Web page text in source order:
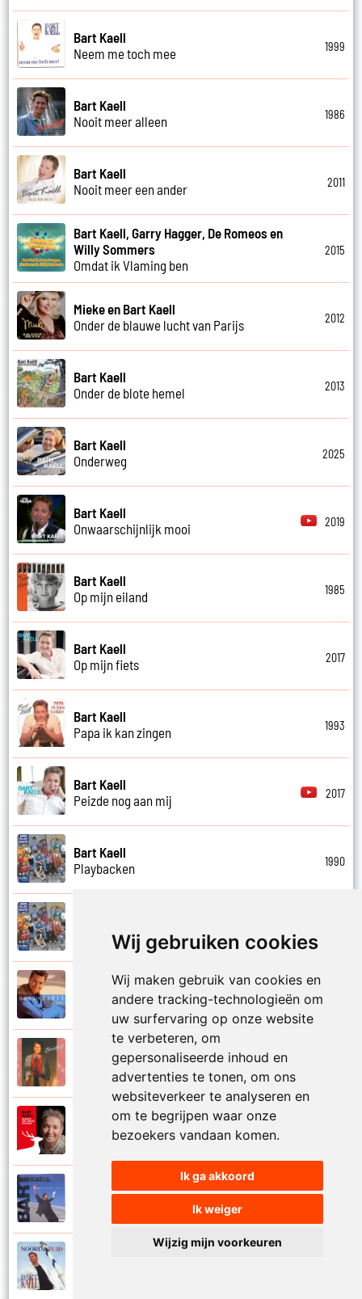
Wij gebruiken cookies
Wij maken gebruik van cookies en
andere tracking-technologieën om
uw surfervaring op onze website
te verbeteren, om
gepersonaliseerde inhoud en
advertenties te tonen, om ons
websiteverkeer te analyseren en
om te begrijpen waar onze
bezoekers vandaan komen.
Ik ga akkoord
Ik weiger
Wijzig mijn voorkeuren
Bart Kaell
Neem me toch mee
1999
Bart Kaell
Nooit meer alleen
1986
Bart Kaell
Nooit meer een ander
2011
Bart Kaell, Garry Hagger, De Romeos en
Willy Sommers
Omdat ik Vlaming ben
2015
Mieke en Bart Kaell
Onder de blauwe lucht van Parijs
2012
Bart Kaell
Onder de blote hemel
2013
Bart Kaell
Onderweg
2025
Bart Kaell
Onwaarschijnlijk mooi
2019
Bart Kaell
Op mijn eiland
1985
Bart Kaell
Op mijn fiets
2017
Bart Kaell
Papa ik kan zingen
1993
Bart Kaell
Peizde nog aan mij
2017
Bart Kaell
Playbacken
1990
Popidool
Bart Kaell
Prinses
Bart Kaell
Bart Kaell
Rudolf het gekke rendier
Bart Kaell